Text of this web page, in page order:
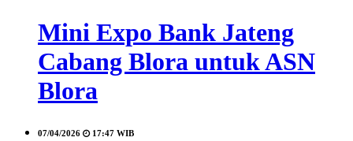
Mini Expo Bank Jateng
Cabang Blora untuk ASN
Blora
07/04/2026 17:47 WIB